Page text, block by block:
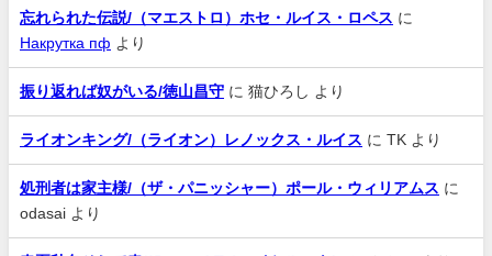
忘れられた伝説/（マエストロ）ホセ・ルイス・ロペス に
Накрутка пф より
振り返れば奴がいる/徳山昌守 に 猫ひろし より
ライオンキング/（ライオン）レノックス・ルイス に TK より
処刑者は家主様/（ザ・パニッシャー）ポール・ウィリアムス に
odasai より